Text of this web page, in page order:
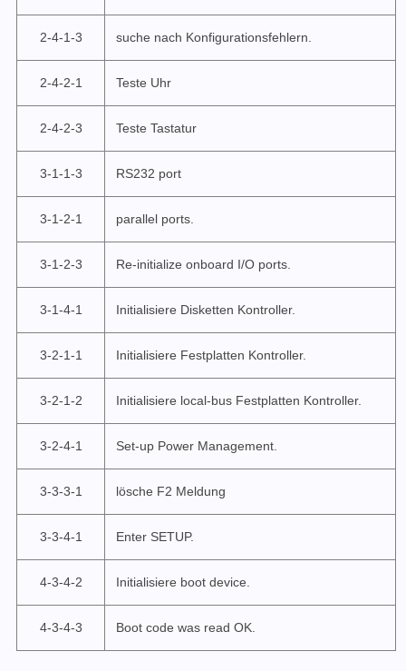
2-4-1-3 suche nach Konfigurationsfehlern.
2-4-2-1 Teste Uhr
2-4-2-3 Teste Tastatur
3-1-1-3 RS232 port
3-1-2-1 parallel ports.
3-1-2-3 Re-initialize onboard I/O ports.
3-1-4-1 Initialisiere Disketten Kontroller.
3-2-1-1 Initialisiere Festplatten Kontroller.
3-2-1-2 Initialisiere local-bus Festplatten Kontroller.
3-2-4-1 Set-up Power Management.
3-3-3-1 lösche F2 Meldung
3-3-4-1 Enter SETUP.
4-3-4-2 Initialisiere boot device.
4-3-4-3 Boot code was read OK.